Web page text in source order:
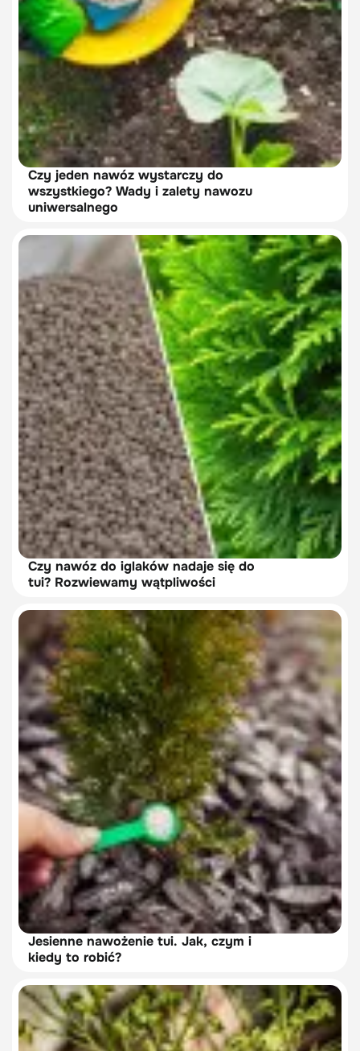
Czy jeden nawóz wystarczy do
wszystkiego? Wady i zalety nawozu
uniwersalnego
Czy nawóz do iglaków nadaje się do
tui? Rozwiewamy wątpliwości
Jesienne nawożenie tui. Jak, czym i
kiedy to robić?